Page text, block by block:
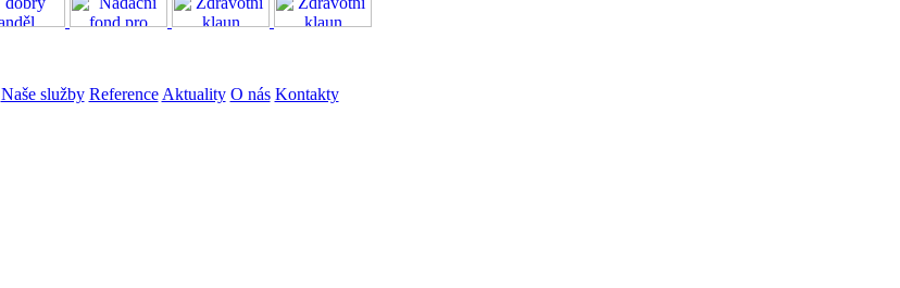
Naše služby Reference Aktuality O nás Kontakty